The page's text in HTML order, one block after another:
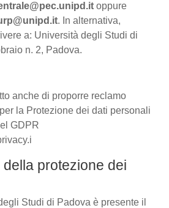
oppure
. In alternativa,
a: Università degli Studi di
n. 2, Padova.
anche di proporre reclamo
la Protezione dei dati personali
GDPR
protezione dei
Studi di Padova è presente il